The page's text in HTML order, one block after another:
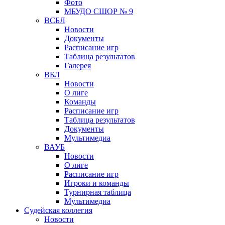
Фото
МБУДО СШОР № 9
ВСБЛ
Новости
Документы
Расписание игр
Таблица результатов
Галерея
ВБЛ
Новости
О лиге
Команды
Расписание игр
Таблица результатов
Документы
Мультимедиа
ВАУБ
Новости
О лиге
Расписание игр
Игроки и команды
Турнирная таблица
Мультимедиа
Судейская коллегия
Новости